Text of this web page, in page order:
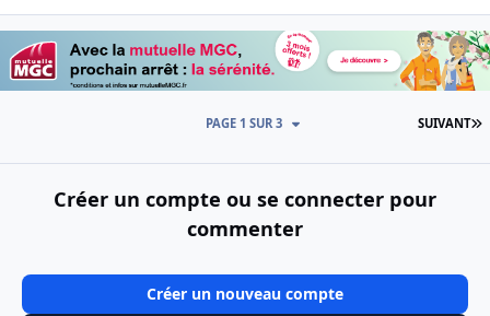
SUIVANT
PAGE 1 SUR 3
Créer un compte ou se connecter pour
commenter
Créer un nouveau compte